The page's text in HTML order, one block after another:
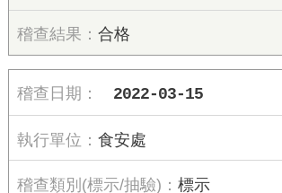
合格
2022-03-15
食安處
標示